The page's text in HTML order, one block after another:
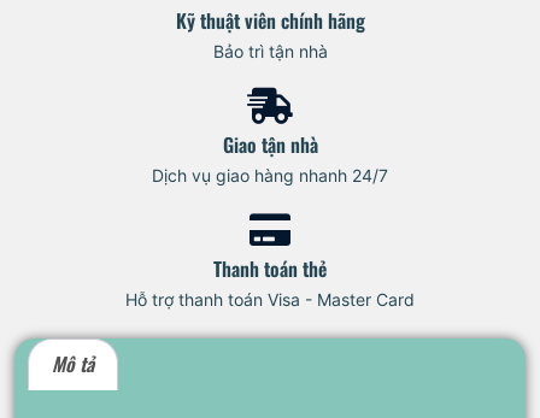
Kỹ thuật viên chính hãng
Bảo trì tận nhà
Giao tận nhà
Dịch vụ giao hàng nhanh 24/7
Thanh toán thẻ
Hỗ trợ thanh toán Visa - Master Card
Mô tả